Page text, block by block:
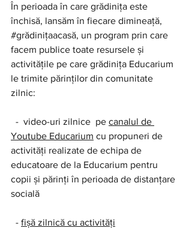
În perioada în care grădinița este
închisă, lansăm în fiecare dimineață,
#grădinițaacasă, un program prin care
facem publice toate resursele și
activitățile pe care grădinița Educarium
le trimite părinților din comunitate
zilnic:
  -  video-uri zilnice  pe
canalul de
Youtube Educarium cu propuneri de
activități realizate de echipa de
educatoare de la Educarium pentru
copii și părinți în perioada de distanțare
socială
  -
fișă zilnică cu activități